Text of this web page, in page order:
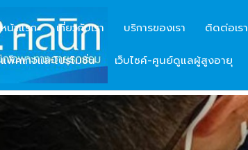
หน้าแรก เกี่ยวกับเรา บริการของเรา ติดต่อเรา
แพ็คเกจและโปรโมชั่น เว็บไซค์-ศูนย์ดูแลผู้สูงอายุ